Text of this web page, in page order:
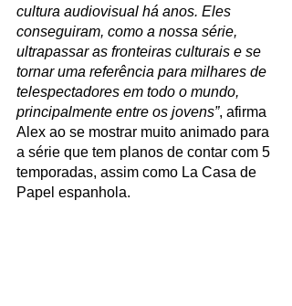
cultura audiovisual há anos. Eles
conseguiram, como a nossa série,
ultrapassar as fronteiras culturais e se
tornar uma referência para milhares de
telespectadores em todo o mundo,
principalmente entre os jovens”, afirma
Alex ao se mostrar muito animado para
a série que tem planos de contar com 5
temporadas, assim como La Casa de
Papel espanhola.